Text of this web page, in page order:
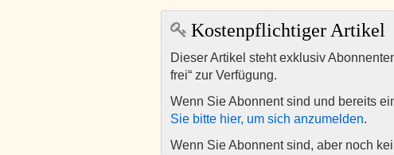
Kostenpflichtiger Artikel
Dieser Artikel steht exklusiv
frei“ zur Verfügung.
Wenn Sie Abonnent sind und bereits
Sie bitte hier, um sich anzumelden.
Wenn Sie Abonnent sind, aber noch